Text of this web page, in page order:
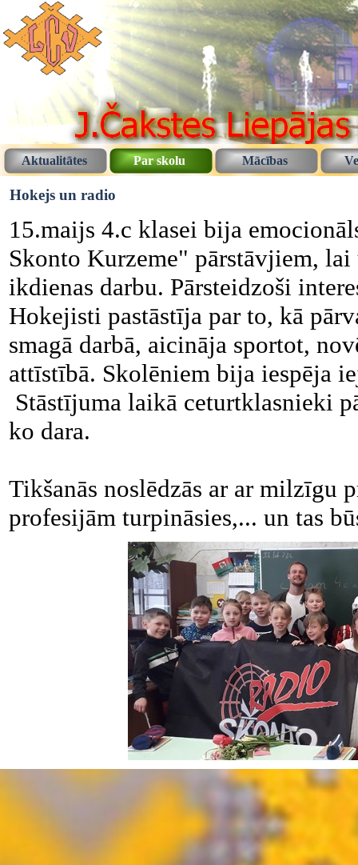
Aktualitātes Par skolu Mācības
Hokejs un radio
15.maijs 4.c klasei bija
Skonto Kurzeme" pārstāvjiem,
ikdienas darbu. Pārsteidzoši
Hokejisti pastāstīja par to, kā
smagā darbā, aicināja sportot,
attīstībā. Skolēniem bija iespēja
Stāstījuma laikā ceturtklasnieki
ko dara.
Tikšanās noslēdzās ar ar milzīgu
profesijām turpināsies,... un tas